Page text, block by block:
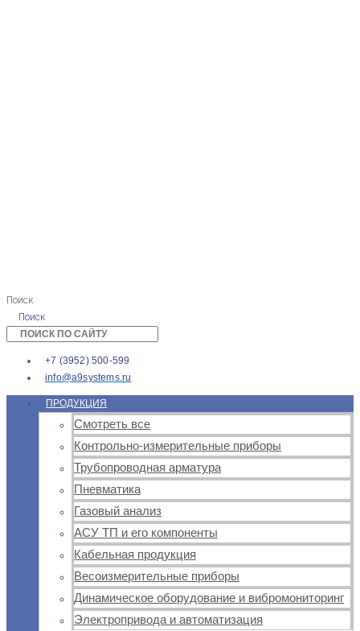
Поиск
Поиск
+7 (3952) 500-599
info@a9systems.ru
ПРОДУКЦИЯ
Смотреть все
Контрольно-измерительные приборы
Трубопроводная арматура
Пневматика
Газовый анализ
АСУ ТП и его компоненты
Кабельная продукция
Весоизмерительные приборы
Динамическое оборудование и вибромониторинг
Электропривода и автоматизация